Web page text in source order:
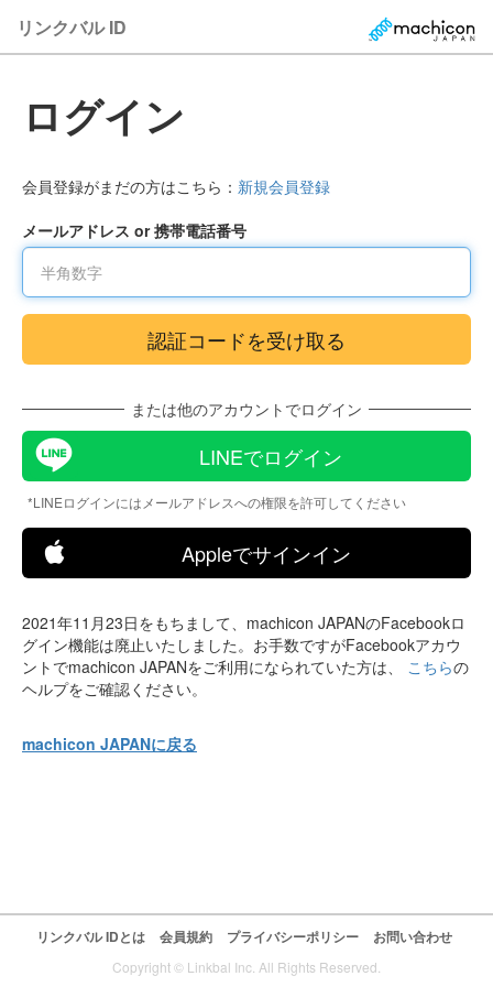
リンクバル ID
ログイン
会員登録がまだの方はこちら： 新規会員登録
メールアドレス or 携帯電話番号
または他のアカウントでログイン
LINEでログイン
*LINEログインにはメールアドレスへの権限を許可してください
Appleでサインイン
2021年11月23日をもちまして、machicon JAPANのFacebookロ
グイン機能は廃止いたしました。お手数ですがFacebookアカウ
ントでmachicon JAPANをご利用になられていた方は、 こちらの
ヘルプをご確認ください。
machicon JAPANに戻る
リンクバル IDとは 会員規約 プライバシーポリシー お問い合わせ
Copyright © Linkbal Inc. All Rights Reserved.